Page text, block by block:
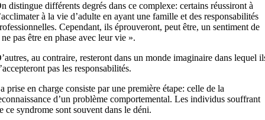
distingue différents degrés dans ce complexe: certains réussiront à
à la vie d’adulte en ayant une famille et des responsabilités
Cependant, ils éprouveront, peut être, un sentiment de
pas être en phase avec leur vie ».
au contraire, resteront dans un monde imaginaire dans lequel
pas les responsabilités.
prise en charge consiste par une première étape: celle de la
d’un problème comportemental. Les individus souffrant
ce syndrome sont souvent dans le déni.